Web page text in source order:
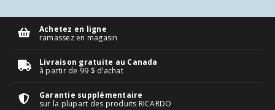
Achetez en ligne
ramassez en magasin
Livraison gratuite au Canada
à partir de 99 $ d’achat
Garantie supplémentaire
sur la plupart des produits RICARDO